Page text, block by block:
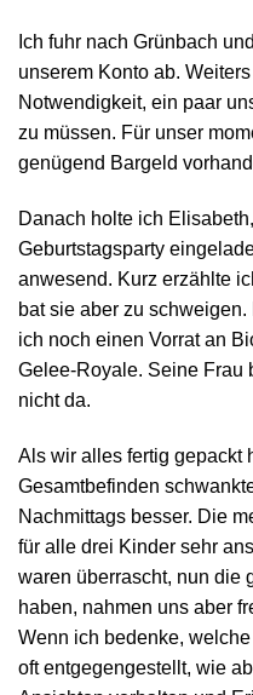
Ich fuhr nach Grünbach
unserem Konto ab.
Notwendigkeit, ein paar
zu müssen. Für unser
genügend Bargeld
Danach holte ich
Geburtstagsparty
anwesend. Kurz erzählte
bat sie aber zu
ich noch einen Vorrat an
Gelee-Royale. Seine Frau
nicht da.
Als wir alles fertig gepackt
Gesamtbefinden
Nachmittags besser. Die
für alle drei Kinder sehr
waren überrascht, nun die
haben, nahmen uns aber
Wenn ich bedenke,
oft entgegengestellt, wie